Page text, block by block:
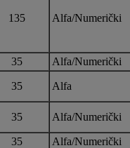
135 Alfa/Numerički
35
Alfa/Numerički
35 Alfa
35 Alfa/Numerički
35 Alfa/Numerički